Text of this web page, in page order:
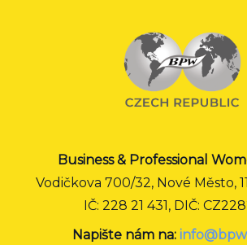
Business & Professional
Vodičkova 700/32, Nové Město,
IČ: 228 21 431, DIČ:
Napište nám na: